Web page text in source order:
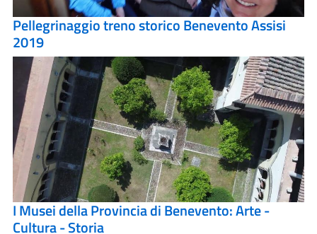
Pellegrinaggio treno storico Benevento Assisi
2019
I Musei della Provincia di Benevento: Arte -
Cultura - Storia